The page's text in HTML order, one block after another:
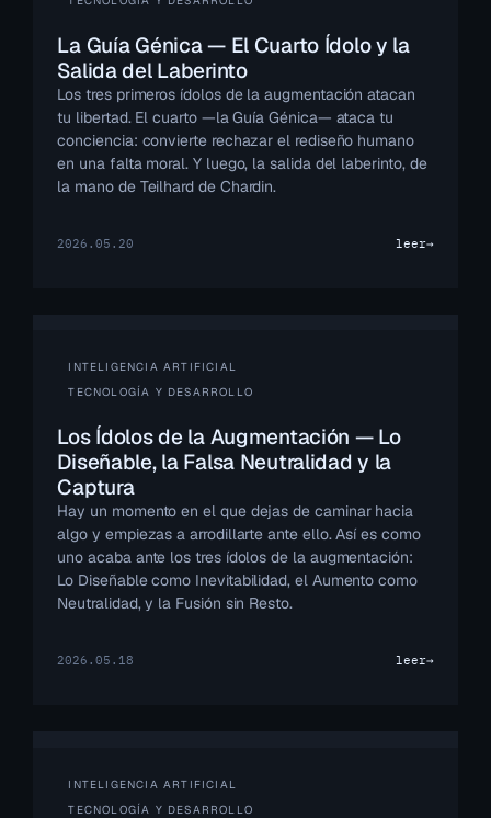
La Guía Génica — El Cuarto Ídolo y la
Salida del Laberinto
Los tres primeros ídolos de la augmentación atacan
tu libertad. El cuarto —la Guía Génica— ataca tu
conciencia: convierte rechazar el rediseño humano
en una falta moral. Y luego, la salida del laberinto, de
la mano de Teilhard de Chardin.
2026.05.20 leer→
INTELIGENCIA ARTIFICIAL
TECNOLOGÍA Y DESARROLLO
Los Ídolos de la Augmentación — Lo
Diseñable, la Falsa Neutralidad y la
Captura
Hay un momento en el que dejas de caminar hacia
algo y empiezas a arrodillarte ante ello. Así es como
uno acaba ante los tres ídolos de la augmentación:
Lo Diseñable como Inevitabilidad, el Aumento como
Neutralidad, y la Fusión sin Resto.
2026.05.18 leer→
INTELIGENCIA ARTIFICIAL
TECNOLOGÍA Y DESARROLLO